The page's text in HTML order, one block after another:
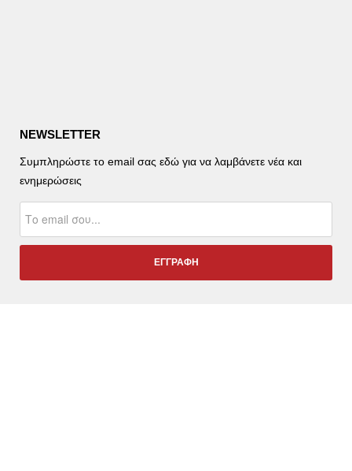
NEWSLETTER
Συμπληρώστε το email σας εδώ για να λαμβάνετε νέα και
ενημερώσεις